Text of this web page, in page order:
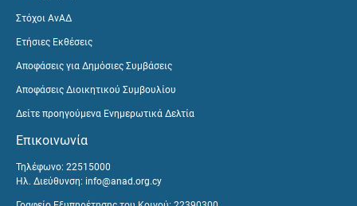
Στόχοι ΑνΑΔ
Ετήσιες Εκθέσεις
Αποφάσεις για Δημόσιες Συμβάσεις
Αποφάσεις Διοικητικού Συμβουλίου
Δείτε προηγούμενα Ενημερωτικά Δελτία
Επικοινωνία
Τηλέφωνο: 22515000
Ηλ. Διεύθυνση: info@anad.org.cy